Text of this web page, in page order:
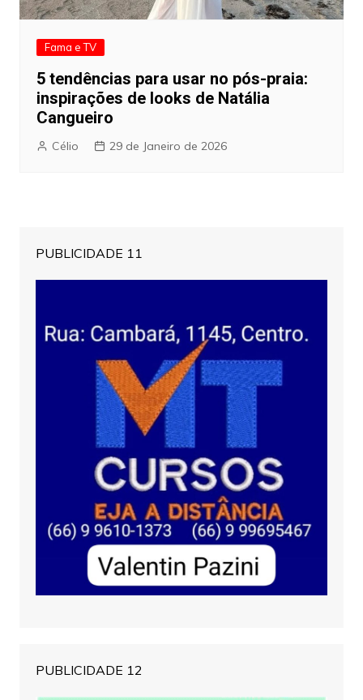
Fama e TV
5 tendências para usar no pós-praia:
inspirações de looks de Natália
Cangueiro
Célio 29 de Janeiro de 2026
PUBLICIDADE 11
PUBLICIDADE 12